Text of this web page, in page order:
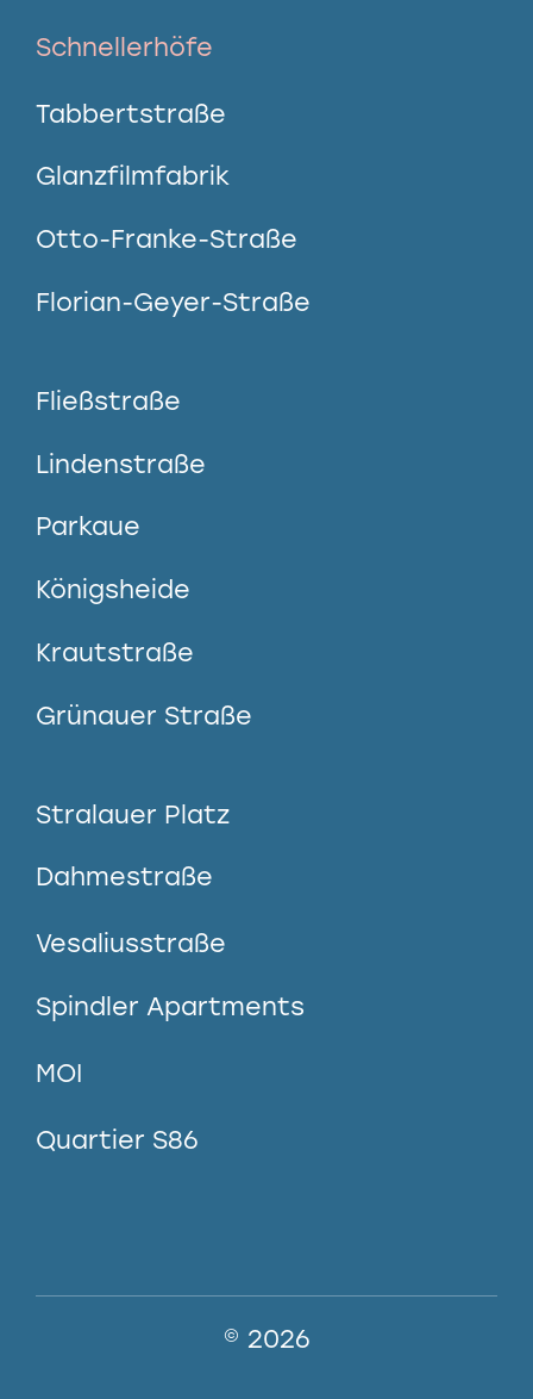
Schnellerhöfe
Tabbertstraße
Glanzfilmfabrik
Otto-Franke-Straße
Florian-Geyer-Straße
Fließstraße
Lindenstraße
Parkaue
Königsheide
Krautstraße
Grünauer Straße
Stralauer Platz
Dahmestraße
Vesaliusstraße
Spindler Apartments
MOI
Quartier S86
© 2026